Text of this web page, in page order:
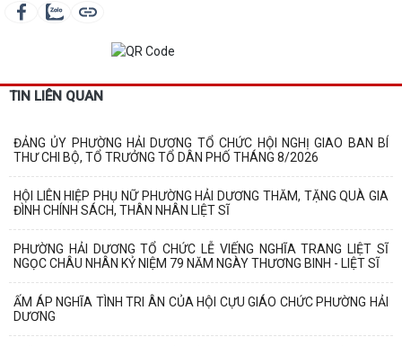
TIN LIÊN QUAN
ĐẢNG ỦY PHƯỜNG HẢI DƯƠNG TỔ CHỨC HỘI NGHỊ GIAO BAN BÍ
THƯ CHI BỘ, TỔ TRƯỞNG TỔ DÂN PHỐ THÁNG 8/2026
HỘI LIÊN HIỆP PHỤ NỮ PHƯỜNG HẢI DƯƠNG THĂM, TẶNG QUÀ GIA
ĐÌNH CHÍNH SÁCH, THÂN NHÂN LIỆT SĨ
PHƯỜNG HẢI DƯƠNG TỔ CHỨC LỄ VIẾNG NGHĨA TRANG LIỆT SĨ
NGỌC CHÂU NHÂN KỶ NIỆM 79 NĂM NGÀY THƯƠNG BINH - LIỆT SĨ
ẤM ÁP NGHĨA TÌNH TRI ÂN CỦA HỘI CỰU GIÁO CHỨC PHƯỜNG HẢI
DƯƠNG